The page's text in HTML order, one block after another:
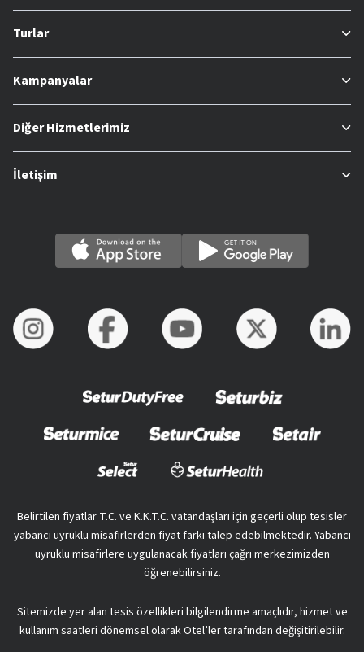
Turlar
Kampanyalar
Diğer Hizmetlerimiz
İletişim
Belirtilen fiyatlar T.C. ve K.K.T.C. vatandaşları için geçerli olup tesisler
yabancı uyruklu misafirlerden fiyat farkı talep edebilmektedir. Yabancı
uyruklu misafirlere uygulanacak fiyatları çağrı merkezimizden
öğrenebilirsiniz.
Sitemizde yer alan tesis özellikleri bilgilendirme amaçlıdır, hizmet ve
kullanım saatleri dönemsel olarak Otel’ler tarafından değişitirilebilir.